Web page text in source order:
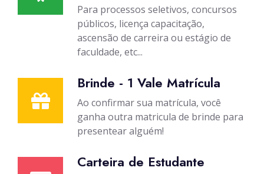
Para processos seletivos, concursos
públicos, licença capacitação,
ascensão de carreira ou estágio de
faculdade, etc...
Brinde - 1 Vale Matrícula
Ao confirmar sua matrícula, você
ganha outra matricula de brinde para
presentear alguém!
Carteira de Estudante